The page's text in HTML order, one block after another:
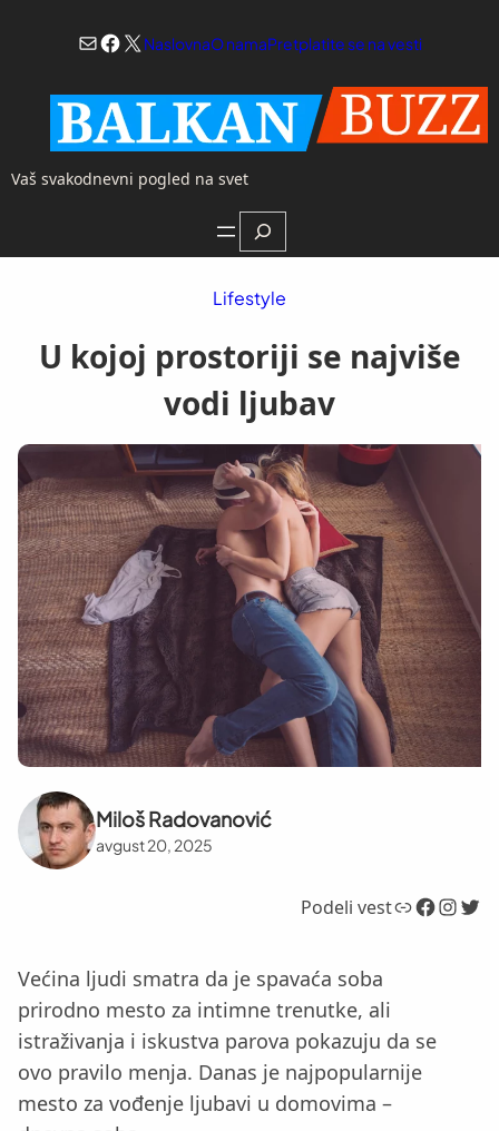
Mail
Facebook
X NaslovnaO namaPretplatite se na vesti
Vaš svakodnevni pogled na svet
Search
Lifestyle
U kojoj prostoriji se najviše
vodi ljubav
Miloš Radovanović
avgust 20, 2025
Podeli vestLink Facebook InstagramTwitter
Većina ljudi smatra da je spavaća soba
prirodno mesto za intimne trenutke, ali
istraživanja i iskustva parova pokazuju da se
ovo pravilo menja. Danas je najpopularnije
mesto za vođenje ljubavi u domovima –